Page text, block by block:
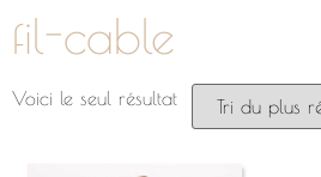
fil-cable
Voici le seul résultat